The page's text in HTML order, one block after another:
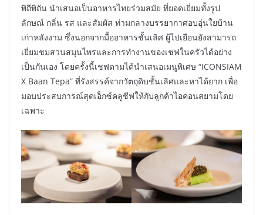
พิถีพิถัน นำเสนอเป็นอาหารไทยร่วมสมัย ที่ยอดเยี่ยมทั้งรูป
ลักษณ์ กลิ่น รส และสัมผัส ท่ามกลางบรรยากาศอบอุ่นใยบ้าน
เก่าหลังงาม ซึ่งนอกจากมื้ออาหารชั้นเลิศ ผู้ไปเยือนยังสามารถ
เยี่ยมชมสวนสมุนไพรและการทำงานของเชฟในครัวได้อย่าง
เป็นกันเอง โดยครั้งนี้เชฟตามได้นำเสนอเมนูพิเศษ “ICONSIAM
X Baan Tepa” ที่รังสรรค์จากวัตถุดิบชั้นเลิศและหาได้ยาก เพื่อ
มอบประสบการณ์สุดเอ็กซ์คลูซีฟให้กับลูกค้าไอคอนสยามโดย
เฉพาะ